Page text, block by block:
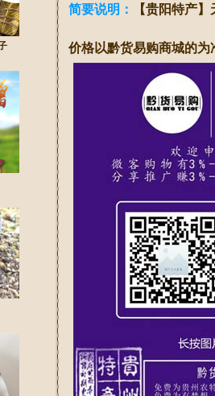
简要说明： 【贵阳特产
价格以黔货易购商城的为